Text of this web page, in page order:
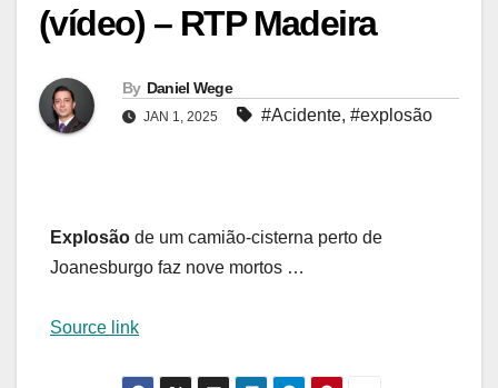
(vídeo) – RTP Madeira
By Daniel Wege
JAN 1, 2025 #Acidente, #explosão
Explosão de um camião-cisterna perto de
Joanesburgo faz nove mortos …
Source link